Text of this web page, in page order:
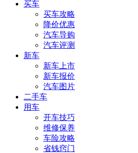
买车
买车攻略
降价优惠
汽车导购
汽车评测
新车
新车上市
新车报价
汽车图片
二手车
用车
开车技巧
维修保养
车险攻略
省钱窍门